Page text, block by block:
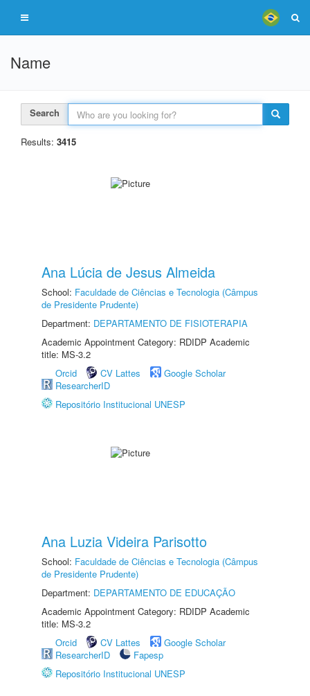
Name
Search
Results: 3415
Ana Lúcia de Jesus Almeida
School: Faculdade de Ciências e Tecnologia (Câmpus
de Presidente Prudente)
Department: DEPARTAMENTO DE FISIOTERAPIA
Academic Appointment Category: RDIDP Academic
title: MS-3.2
Orcid
CV Lattes
Google Scholar
ResearcherID
Repositório Institucional UNESP
Ana Luzia Videira Parisotto
School: Faculdade de Ciências e Tecnologia (Câmpus
de Presidente Prudente)
Department: DEPARTAMENTO DE EDUCAÇÃO
Academic Appointment Category: RDIDP Academic
title: MS-3.2
Orcid
CV Lattes
Google Scholar
ResearcherID
Fapesp
Repositório Institucional UNESP